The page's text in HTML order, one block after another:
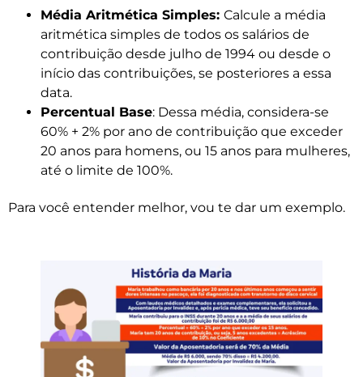
Média Aritmética Simples: Calcule a média
aritmética simples de todos os salários de
contribuição desde julho de 1994 ou desde o
início das contribuições, se posteriores a essa
data.
Percentual Base: Dessa média, considera-se
60% + 2% por ano de contribuição que exceder
20 anos para homens, ou 15 anos para mulheres,
até o limite de 100%.
Para você entender melhor, vou te dar um exemplo.